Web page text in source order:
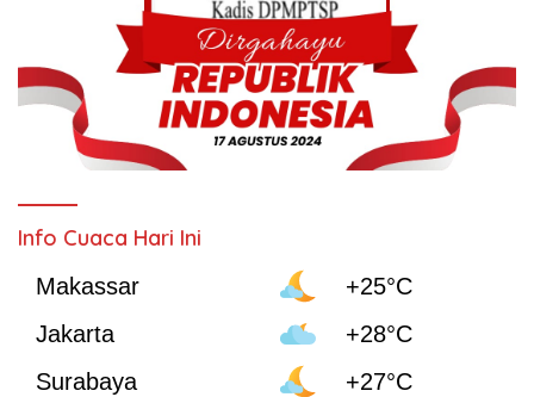
Info Cuaca Hari Ini
Makassar
+25°C
Jakarta
+28°C
Surabaya
+27°C